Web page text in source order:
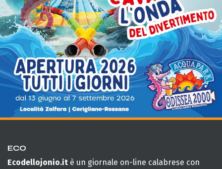
ECO
Ecodellojonio.it è un giornale on-line calabrese con